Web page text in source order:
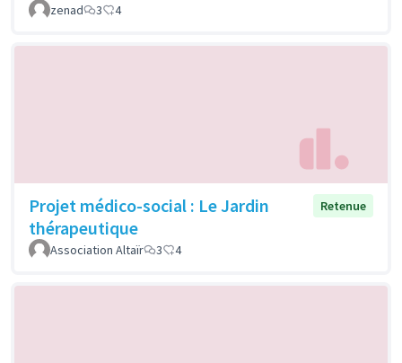
zenad
3 4
Projet médico-social : Le Jardin
thérapeutique
Retenue
Association Altaïr 3 4